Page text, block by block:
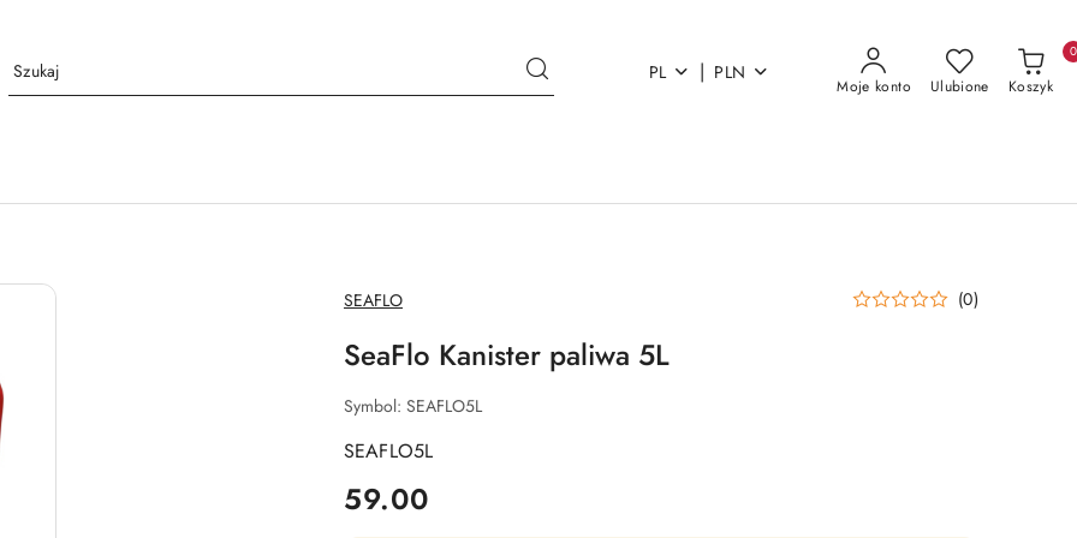
PL | PLN
Moje konto Ulubione Koszyk
0
NAZWA
PRODUCENTA:
SEAFLO (0)
SeaFlo Kanister paliwa 5L
Symbol: SEAFLO5L
SEAFLO5L
cena:
59.00